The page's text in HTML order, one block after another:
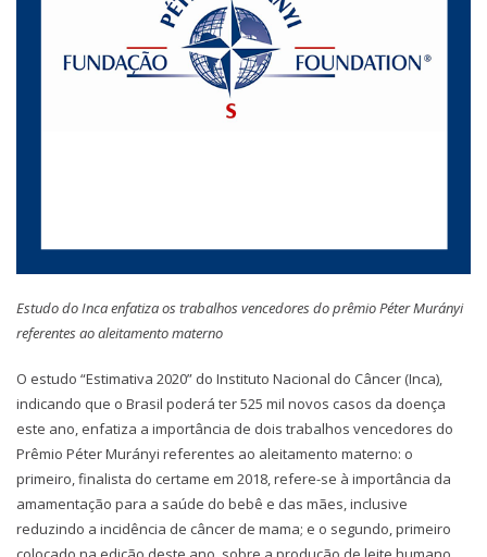
Estudo do Inca enfatiza os trabalhos vencedores do prêmio Péter Murányi
referentes ao aleitamento materno
O estudo “Estimativa 2020” do Instituto Nacional do Câncer (Inca),
indicando que o Brasil poderá ter 525 mil novos casos da doença
este ano, enfatiza a importância de dois trabalhos vencedores do
Prêmio Péter Murányi referentes ao aleitamento materno: o
primeiro, finalista do certame em 2018, refere-se à importância da
amamentação para a saúde do bebê e das mães, inclusive
reduzindo a incidência de câncer de mama; e o segundo, primeiro